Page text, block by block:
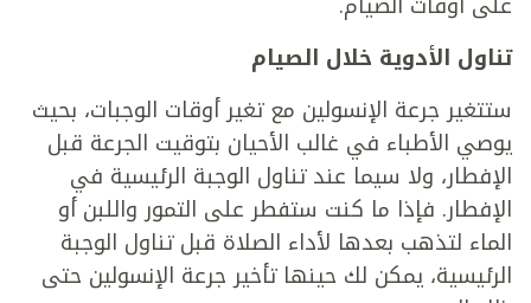
تناول الأدوية خلال الصيام
ستتغير جرعة الإنسولين مع تغير أوقات الوجبات، بحيث
يوصي الأطباء في غالب الأحيان بتوقيت الجرعة قبل
الإفطار، ولا سيما عند تناول الوجبة الرئيسية في
الإفطار. فإذا ما كنت ستفطر على التمور واللبن أو
الماء لتذهب بعدها لأداء الصلاة قبل تناول الوجبة
الرئيسية، يمكن لك حينها تأخير جرعة الإنسولين حتى